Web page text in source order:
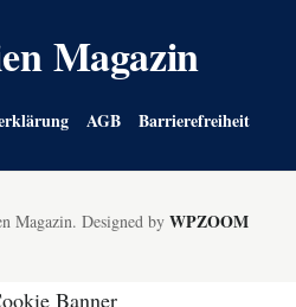
Magazin
AGB Barrierefreiheit
Magazin. Designed by WPZOOM
Banner